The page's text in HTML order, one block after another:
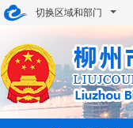
切换区域和部门